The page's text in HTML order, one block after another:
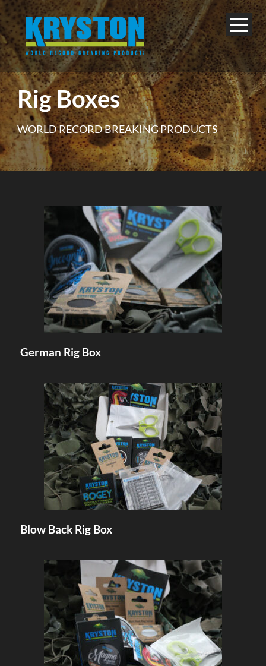
Français
Rig Boxes
WORLD RECORD BREAKING PRODUCTS
German Rig Box
Blow Back Rig Box